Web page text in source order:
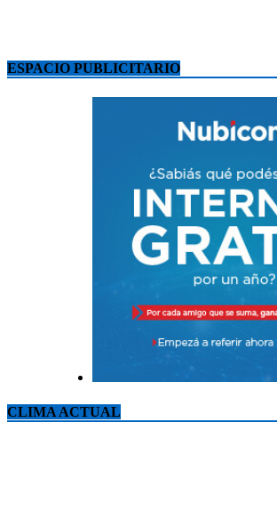
ESPACIO PUBLICITARIO
CLIMA ACTUAL